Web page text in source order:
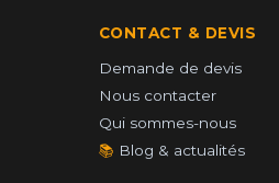
CONTACT & DEVIS
Demande de devis
Nous contacter
Qui sommes-nous
📚 Blog & actualités